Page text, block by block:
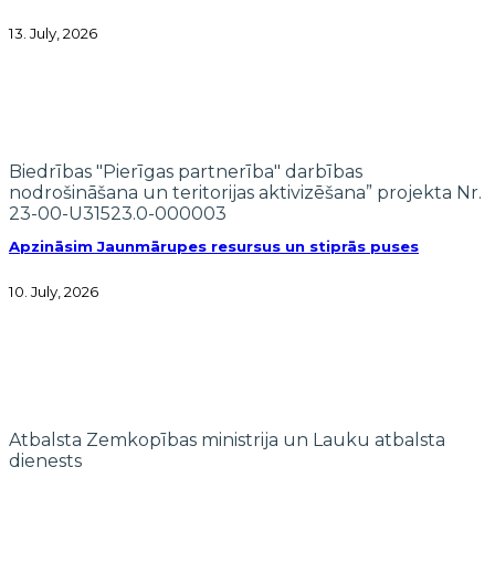
13. July, 2026
Apzināsim Jaunmārupes resursus un stiprās puses
10. July, 2026
Biedrības "Pierīgas partnerība" darbības
nodrošināšana un teritorijas aktivizēšana” projekta Nr.
23-00-U31523.0-000003
Atbalsta Zemkopības ministrija un Lauku atbalsta
dienests